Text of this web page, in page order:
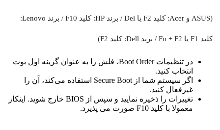
(ASUS و Acer: کلید F2 یا Del / برند HP: کلید F10 / برند Lenovo:
کلید F1 یا Fn + F2 / برند Dell: کلید F2)
در تنظیمات Boot Order، فلش را به عنوان گزینه اول بوت
انتخاب کنید.
اگر سیستم شما از Secure Boot استفاده می‌کند، آن را
غیرفعال کنید.
تغییرات را ذخیره نمایید و سپس از BIOS خارج شوید. اینکار
معمولا با کلید F10 صورت می پذیرد.